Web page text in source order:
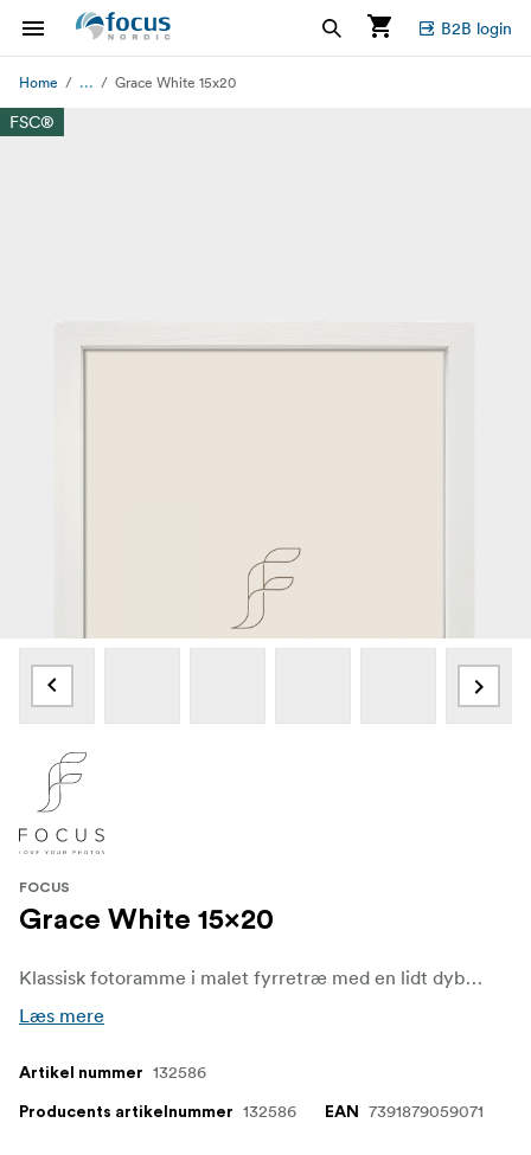
B2B login
Home ... Grace White 15x20
FSC®
FOCUS
Grace White 15x20
Klassisk fotoramme i malet fyrretræ med en lidt dybere profil og en front i ægte glas (akrylglas i udvalgte størrelser). Perfekt til gallerivægge eller enkeltstående udstilling. Fås i flere størrelser med rygstøtte op til størrelse 24 × 30 cm.
Læs mere
Artikel nummer 132586
Producents artikelnummer 132586 EAN 7391879059071